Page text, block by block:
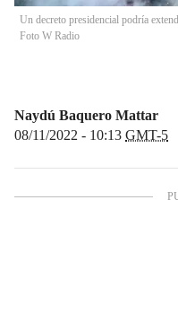
Un decreto presidencial podría
Foto W Radio
Naydú Baquero Mattar
08/11/2022 - 10:13 GMT-5